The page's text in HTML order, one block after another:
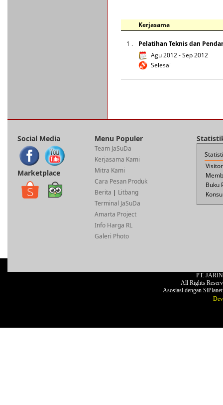
Kerjasama
1 .
Pelatihan Teknis dan
Agu 2012 - Sep 2012
Selesai
Social Media
Marketplace
Menu Populer
Team JaSuDa
Kerjasama Kami
Mitra Kami
Cara Pesan Produk
Berita | Litbang
Terminal JaSuDa
Amarta Project
Info Harga RL
Galeri Photo
Buku
PT.
All Rights
Asosiasi dengan